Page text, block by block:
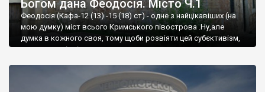
Богом дана Феодосія. Місто Ч.1
Феодосія (Кафа-12 (13) -15 (18) ст) - одне з найцікавіших (на
мою думку) міст всього Кримського півострова .Ну,але
думка в кожного своя, тому щоби розвіяти цей субєктивізм,
запрошую відвідати це